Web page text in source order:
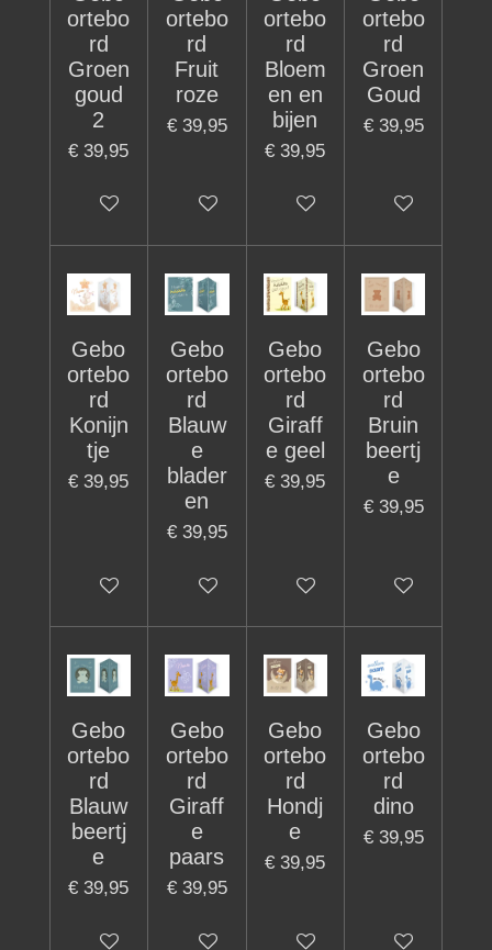
ortebo
rd
Groen
goud
2
€ 39,95
In winkelwagen
ortebo
rd
Fruit
roze
€ 39,95
In winkelwagen
ortebo
rd
Bloem
en en
bijen
€ 39,95
In winkelwagen
ortebo
rd
Groen
Goud
€ 39,95
In winkelwagen
Gebo
ortebo
rd
Konijn
tje
€ 39,95
In winkelwagen
Gebo
ortebo
rd
Blauw
e
blader
en
€ 39,95
In winkelwagen
Gebo
ortebo
rd
Giraff
e geel
€ 39,95
In winkelwagen
Gebo
ortebo
rd
Bruin
beertj
e
€ 39,95
In winkelwagen
Gebo
ortebo
rd
Blauw
beertj
e
€ 39,95
In winkelwagen
Gebo
ortebo
rd
Giraff
e
paars
€ 39,95
In winkelwagen
Gebo
ortebo
rd
Hondj
e
€ 39,95
In winkelwagen
Gebo
ortebo
rd
dino
€ 39,95
In winkelwagen